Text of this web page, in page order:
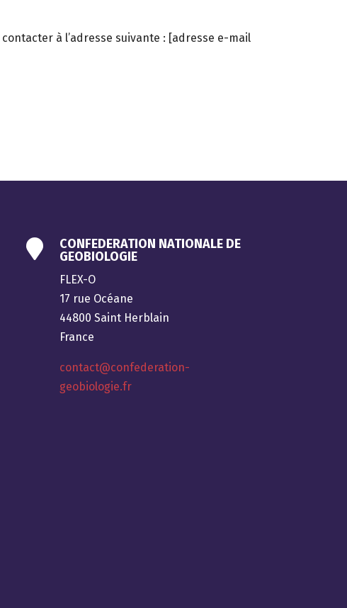
à l’adresse suivante : [adresse e-mail

CONFEDERATION NATIONALE DE
GEOBIOLOGIE
FLEX-O
17 rue Océane
44800 Saint Herblain
France
contact@confederation-
geobiologie.fr